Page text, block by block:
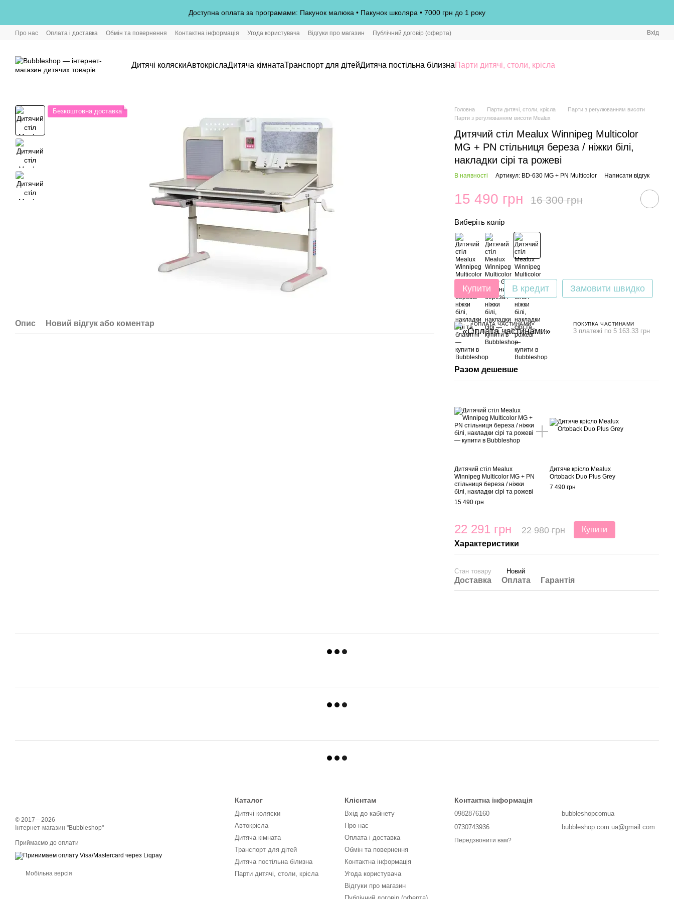
Доступна оплата за програмами: Пакунок малюка • Пакунок школяра • 7000 грн до 1 року
Про нас Оплата і доставка Обмін та повернення Контактна інформація Угода користувача Відгуки про магазин Публічний договір (оферта) Вхід
Дитячі коляскиАвтокріслаДитяча кімнатаТранспорт для дітейДитяча постільна білизна Парти дитячі, столи, крісла
Безкоштовна доставка
Опис Новий відгук або коментар
Головна Парти дитячі, столи, крісла
Парти з регулюванням висоти
Парти з регулюванням висоти Mealux
Дитячий стіл Mealux Winnipeg Multicolor
MG + PN стільниця береза / ніжки білі,
накладки сірі та рожеві
В наявності Артикул: BD-630 MG + PN Multicolor Написати відгук
15 490 грн 16 300 грн
Виберіть колір
Купити В кредит Замовити швидко
«ОПЛАТА ЧАСТИНАМИ»
3 платежі по 5 163.33 грн
ПОКУПКА ЧАСТИНАМИ
3 платежі по 5 163.33 грн
Разом дешевше
Дитячий стіл Mealux
Winnipeg Multicolor MG + PN
стільниця береза / ніжки
білі, накладки сірі та рожеві
15 490 грн
Дитяче крісло Mealux
Ortoback Duo Plus Grey
7 490 грн
22 291 грн 22 980 грн
Купити
Характеристики
Стан товару Новий
Доставка Оплата Гарантія
© 2017—2026
Інтернет-магазин "Bubbleshop"
Приймаємо до оплати
Мобільна версія
Каталог
Дитячі коляски
Автокрісла
Дитяча кімната
Транспорт для дітей
Дитяча постільна білизна
Парти дитячі, столи, крісла
Клієнтам
Вхід до кабінету
Про нас
Оплата і доставка
Обмін та повернення
Контактна інформація
Угода користувача
Відгуки про магазин
Контактна інформація
0982876160
0730743936
Передзвонити вам?
bubbleshopcomua
bubbleshop.com.ua@gmail.com